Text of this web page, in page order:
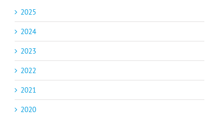
2025
2024
2023
2022
2021
2020